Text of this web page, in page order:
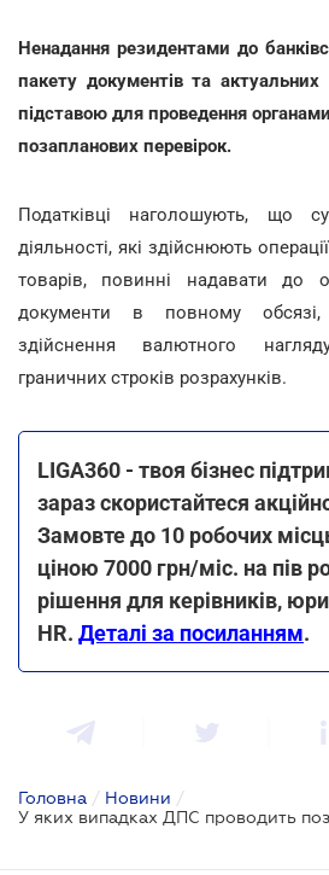
Ненадання резидентами до
пакету документів та
підставою для проведення
позапланових перевірок.
Податківці наголошують, що
діяльності, які здійснюють
товарів, повинні надавати до
документи в повному обсязі,
здійснення валютного
граничних строків розрахунків.
LIGA360 - твоя бізнес
зараз скористайтеся
Замовте до 10 робочих
ціною 7000 грн/міс. на пів
рішення для керівників,
HR. Деталі за посиланням.
Головна / Новини /